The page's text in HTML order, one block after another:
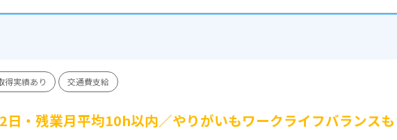
得実績あり 交通費支給
・残業月平均10h以内／やりがいもワークライフバランスも